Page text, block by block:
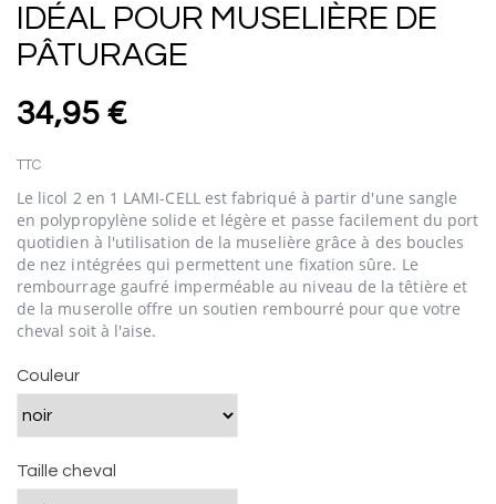
IDÉAL POUR MUSELIÈRE DE
PÂTURAGE
34,95 €
TTC
Le licol 2 en 1 LAMI-CELL est fabriqué à partir d'une sangle
en polypropylène solide et légère et passe facilement du port
quotidien à l'utilisation de la muselière grâce à des boucles
de nez intégrées qui permettent une fixation sûre. Le
rembourrage gaufré imperméable au niveau de la têtière et
de la muserolle offre un soutien rembourré pour que votre
cheval soit à l'aise.
Couleur
Taille cheval